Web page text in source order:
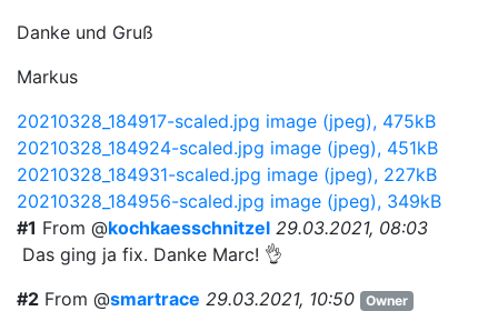
Danke und Gruß
Markus
20210328_184917-scaled.jpg image (jpeg), 475kB
20210328_184924-scaled.jpg image (jpeg), 451kB
20210328_184931-scaled.jpg image (jpeg), 227kB
20210328_184956-scaled.jpg image (jpeg), 349kB
#1 From @kochkaesschnitzel 29.03.2021, 08:03
Das ging ja fix. Danke Marc! 👌
#2 From @smartrace 29.03.2021, 10:50 Owner